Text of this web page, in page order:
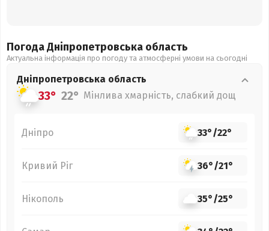
Погода Дніпропетровська область
Актуальна інформація про погоду та атмосферні умови на сьогодні
Дніпропетровська область
33° 22° Мінлива хмарність, слабкий дощ
Дніпро 33°/22°
Кривий Ріг 36°/21°
Нікополь 35°/25°